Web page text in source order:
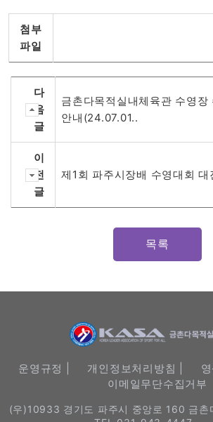
첨부
파일
다
음
글
금촌다목적실내체육관 수영장
안내(24.07.01..
이
전
글
제1회 파주시장배 수영대회 대
목록
운영규정 | 개인정보처리방침 |
이메일무단수집거부
(우)10933 경기도 파주시 중앙로 160 금촌